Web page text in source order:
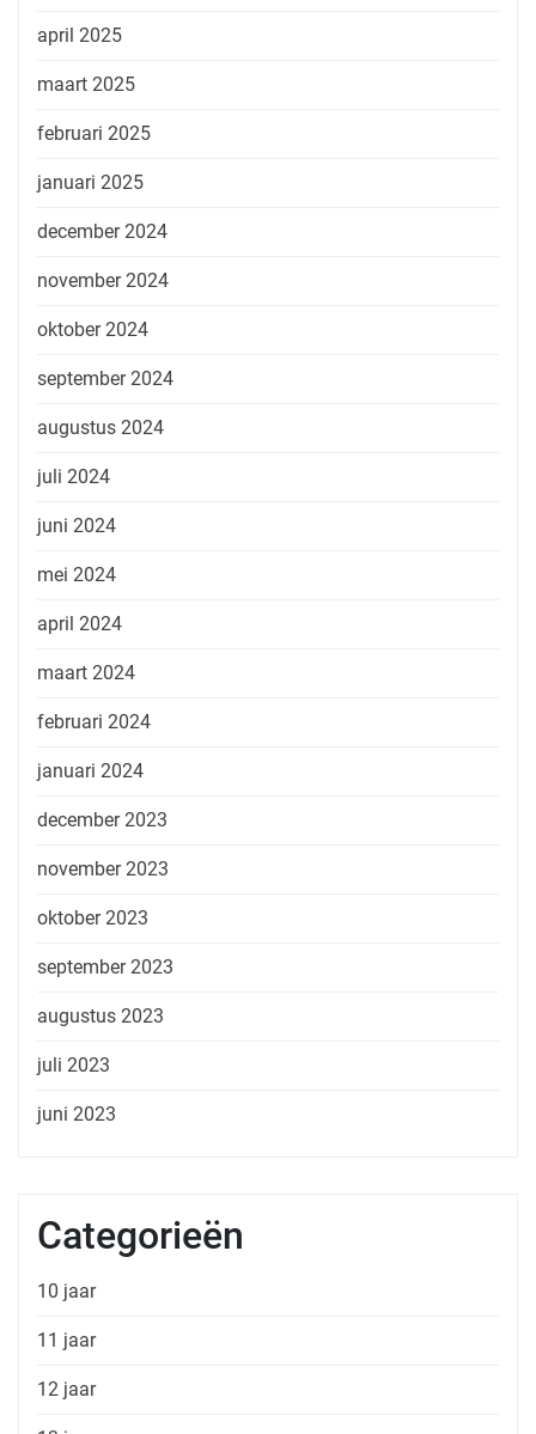
april 2025
maart 2025
februari 2025
januari 2025
december 2024
november 2024
oktober 2024
september 2024
augustus 2024
juli 2024
juni 2024
mei 2024
april 2024
maart 2024
februari 2024
januari 2024
december 2023
november 2023
oktober 2023
september 2023
augustus 2023
juli 2023
juni 2023
Categorieën
10 jaar
11 jaar
12 jaar